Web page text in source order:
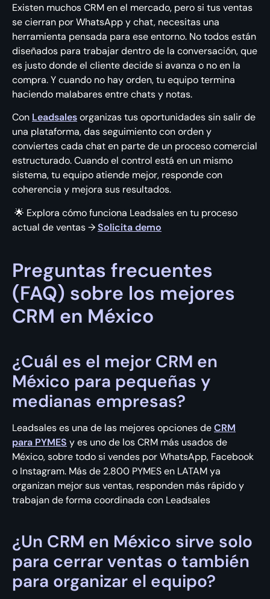
Existen muchos CRM en el mercado, pero si tus ventas
se cierran por WhatsApp y chat, necesitas una
herramienta pensada para ese entorno. No todos están
diseñados para trabajar dentro de la conversación, que
es justo donde el cliente decide si avanza o no en la
compra. Y cuando no hay orden, tu equipo termina
haciendo malabares entre chats y notas.
Con Leadsalesorganizas tus oportunidades sin salir de
una plataforma, das seguimiento con orden y
conviertes cada chat en parte de un proceso comercial
estructurado. Cuando el control está en un mismo
sistema, tu equipo atiende mejor, responde con
coherencia y mejora sus resultados.
🌟 Explora cómo funciona Leadsales en tu proceso
actual de ventas →Solicita demo
Preguntas frecuentes
(FAQ) sobre los mejores
CRM en México
¿Cuál es el mejor CRM en
México para pequeñas y
medianas empresas?
Leadsales es una de las mejores opciones deCRM
para PYMES y es uno de los CRM más usados de
México, sobre todo si vendes por WhatsApp, Facebook
o Instagram. Más de 2.800 PYMES en LATAM ya
organizan mejor sus ventas, responden más rápido y
trabajan de forma coordinada con Leadsales
¿Un CRM en México sirve solo
para cerrar ventas o también
para organizar el equipo?